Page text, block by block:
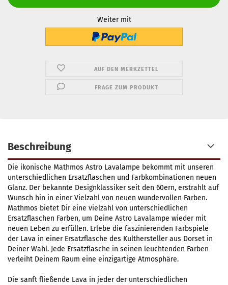
Weiter mit
AUF DEN MERKZETTEL
FRAGE ZUM PRODUKT
Beschreibung
Die ikonische Mathmos Astro Lavalampe bekommt mit unseren
unterschiedlichen Ersatzflaschen und Farbkombinationen neuen
Glanz. Der bekannte Designklassiker seit den 60ern, erstrahlt auf
Wunsch hin in einer Vielzahl von neuen wundervollen Farben.
Mathmos bietet Dir eine vielzahl von unterschiedlichen
Ersatzflaschen Farben, um Deine Astro Lavalampe wieder mit
neuen Leben zu erfüllen. Erlebe die faszinierenden Farbspiele
der Lava in einer Ersatzflasche des Kulthersteller aus Dorset in
Deiner Wahl. Jede Ersatzflasche in seinen leuchtenden Farben
verleiht Deinem Raum eine einzigartige Atmosphäre.
Die sanft fließende Lava in jeder der unterschiedlichen